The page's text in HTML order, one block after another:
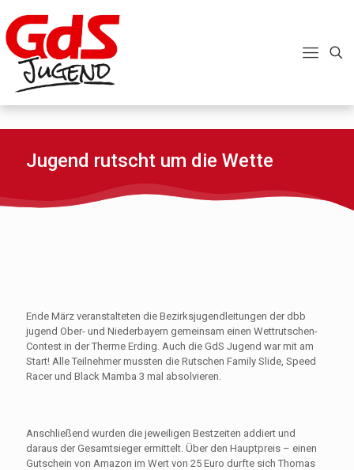
Jugend rutscht um die Wette
Ende März veranstalteten die Bezirksjugendleitungen der dbb
jugend Ober- und Niederbayern gemeinsam einen Wettrutschen-
Contest in der Therme Erding. Auch die GdS Jugend war mit am
Start! Alle Teilnehmer mussten die Rutschen Family Slide, Speed
Racer und Black Mamba 3 mal absolvieren.
Anschließend wurden die jeweiligen Bestzeiten addiert und
daraus der Gesamtsieger ermittelt. Über den Hauptpreis – einen
Gutschein von Amazon im Wert von 25 Euro durfte sich Thomas